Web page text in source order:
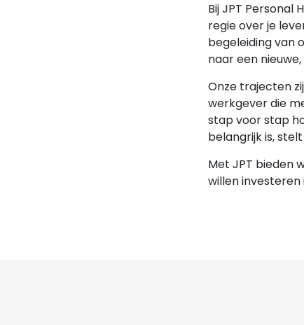
Bij JPT
regie over je
begeleiding van
naar een
Onze trajecten
werkgever die
stap voor stap
belangrijk is,
Met JPT bieden
willen investeren